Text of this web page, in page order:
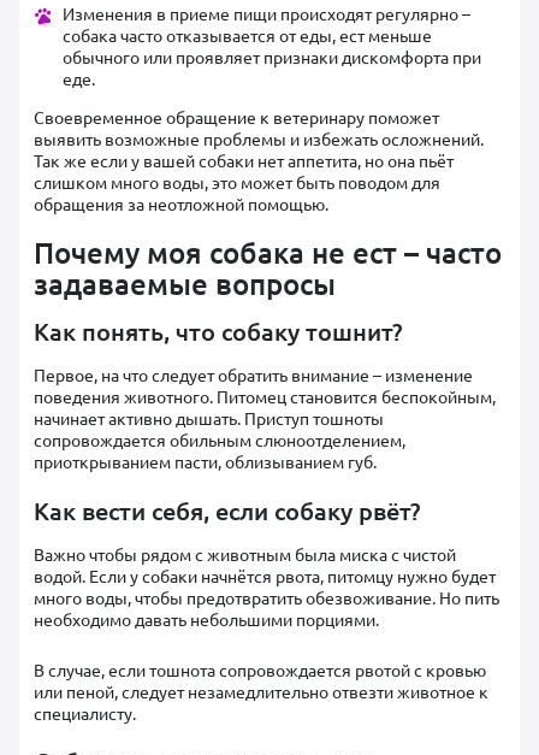
Изменения в приеме пищи происходят регулярно –
собака часто отказывается от еды, ест меньше
обычного или проявляет признаки дискомфорта при
еде.
Своевременное обращение к ветеринару поможет
выявить возможные проблемы и избежать осложнений.
Так же если у вашей собаки нет аппетита, но она пьёт
слишком много воды, это может быть поводом для
обращения за неотложной помощью.
Почему моя собака не ест – часто
задаваемые вопросы
Как понять, что собаку тошнит?
Первое, на что следует обратить внимание – изменение
поведения животного. Питомец становится беспокойным,
начинает активно дышать. Приступ тошноты
сопровождается обильным слюноотделением,
приоткрыванием пасти, облизыванием губ.
Как вести себя, если собаку рвёт?
Важно чтобы рядом с животным была миска с чистой
водой. Если у собаки начнётся рвота, питомцу нужно будет
много воды, чтобы предотвратить обезвоживание. Но пить
необходимо давать небольшими порциями.
В случае, если тошнота сопровождается рвотой с кровью
или пеной, следует незамедлительно отвезти животное к
специалисту.